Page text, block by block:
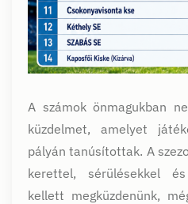
A számok önmagukban
küzdelmet, amelyet
pályán tanúsítottak. A
kerettel, sérülésekkel
kellett megküzdenünk,